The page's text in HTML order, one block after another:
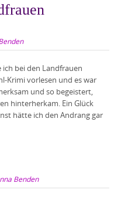
bei den Landfrauen
Krimi vorlesen und es war
und so begeistert,
hinterherkam. Ein Glück
hätte ich den Andrang gar
Benden